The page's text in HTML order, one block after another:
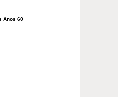
Anos 60